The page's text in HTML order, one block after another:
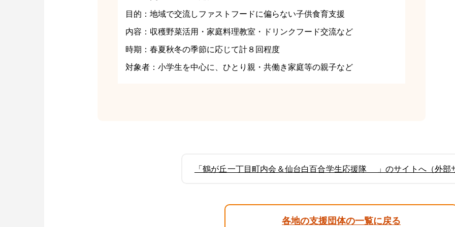
目的：地域で交流しファストフードに偏らない子供食育支援
内容：収穫野菜活用・家庭料理教室・ドリンクフード交流など
時期：春夏秋冬の季節に応じて計８回程度
対象者：小学生を中心に、ひとり親・共働き家庭等の親子など
「鶴が丘一丁目町内会＆仙台白百合学生応援隊 」のサイトへ（外部
各地の支援団体の一覧に戻る